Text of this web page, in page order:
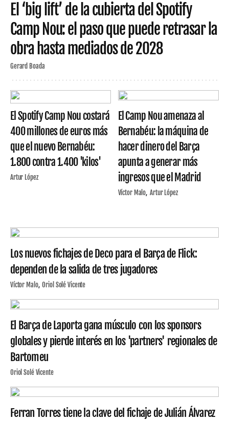
El ‘big lift’ de la cubierta del Spotify
Camp Nou: el paso que puede retrasar la
obra hasta mediados de 2028
Gerard Boada
El Spotify Camp Nou costará
400 millones de euros más
que el nuevo Bernabéu:
1.800 contra 1.400 'kilos'
Artur López
El Camp Nou amenaza al
Bernabéu: la máquina de
hacer dinero del Barça
apunta a generar más
ingresos que el Madrid
Víctor Malo Artur López
Los nuevos fichajes de Deco para el Barça de Flick:
dependen de la salida de tres jugadores
Víctor Malo Oriol Solé Vicente
El Barça de Laporta gana músculo con los sponsors
globales y pierde interés en los 'partners' regionales de
Bartomeu
Oriol Solé Vicente
Ferran Torres tiene la clave del fichaje de Julián Álvarez